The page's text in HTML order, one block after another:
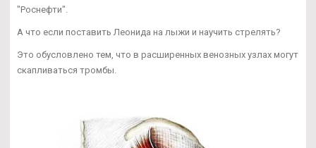
"Роснефти".
А что если поставить Леонида на лыжи и научить стрелять?
Это обусловлено тем, что в расширенных венозных узлах могут
скапливаться тромбы.